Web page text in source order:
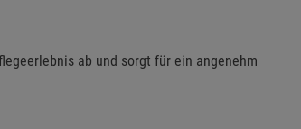
ab und sorgt für ein angenehm